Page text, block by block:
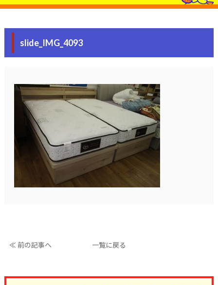
slide_IMG_4093
≪ 前の記事へ 一覧に戻る